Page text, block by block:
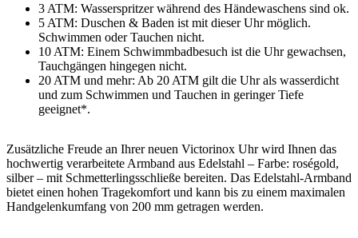
3 ATM: Wasserspritzer während des Händewaschens sind ok.
5 ATM: Duschen & Baden ist mit dieser Uhr möglich.
Schwimmen oder Tauchen nicht.
10 ATM: Einem Schwimmbadbesuch ist die Uhr gewachsen,
Tauchgängen hingegen nicht.
20 ATM und mehr: Ab 20 ATM gilt die Uhr als wasserdicht
und zum Schwimmen und Tauchen in geringer Tiefe
geeignet*.
Zusätzliche Freude an Ihrer neuen Victorinox Uhr wird Ihnen das
hochwertig verarbeitete Armband aus Edelstahl – Farbe: roségold,
silber– mit Schmetterlingsschließe bereiten. Das Edelstahl-Armband
bietet einen hohen Tragekomfort und kann bis zu einem maximalen
Handgelenkumfang von 200 mm getragen werden.